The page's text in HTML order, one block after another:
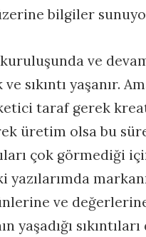
bilgiler
ve
sıkıntı yaşanır.
taraf gerek
üretim olsa bu
çok görmediği
yazılarımda
ve
yaşadığı sıkıntıları